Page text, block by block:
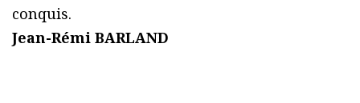
conquis.
Jean-Rémi BARLAND